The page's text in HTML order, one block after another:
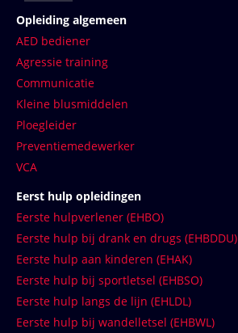
Opleiding algemeen
AED bediener
Agressie training
Communicatie
Kleine blusmiddelen
Ploegleider
Preventiemedewerker
VCA
Eerst hulp opleidingen
Eerste hulpverlener (EHBO)
Eerste hulp bij drank en drugs (EHBDDU)
Eerste hulp aan kinderen (EHAK)
Eerste hulp bij sportletsel (EHBSO)
Eerste hulp langs de lijn (EHLDL)
Eerste hulp bij wandelletsel (EHBWL)